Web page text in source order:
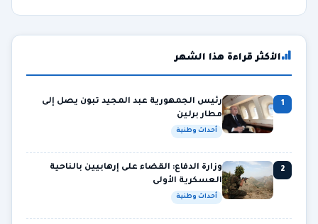
الأكثر قراءة هذا الشهر
1
رئيس الجمهورية عبد المجيد تبون يصل إلى
مطار برلين
أحداث وطنية
2
وزارة الدفاع: القضاء على إرهابيين بالناحية
العسكرية الأولى
أحداث وطنية